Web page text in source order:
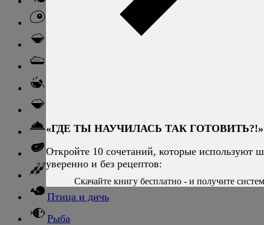
Свинина
Говядина
Птица и дичь
Рыба
«ГДЕ ТЫ НАУЧИЛАСЬ ТАК ГОТОВИТЬ?!»
Откройте 10 сочетаний, которые используют
уверенно и без рецептов:
Скачайте книгу бесплатно - и получите